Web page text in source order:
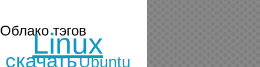
Облако тэгов
Linux
скачатьUbuntu